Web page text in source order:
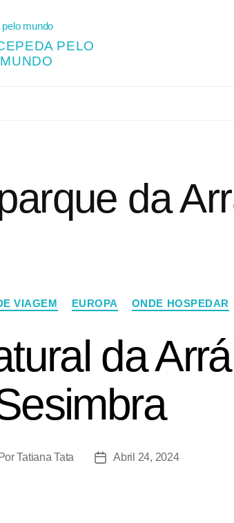
PELO
MUNDO
da
VIAGEM EUROPA ONDE HOSPEDAR
da
PorTatiana Tata Abril 24, 2024